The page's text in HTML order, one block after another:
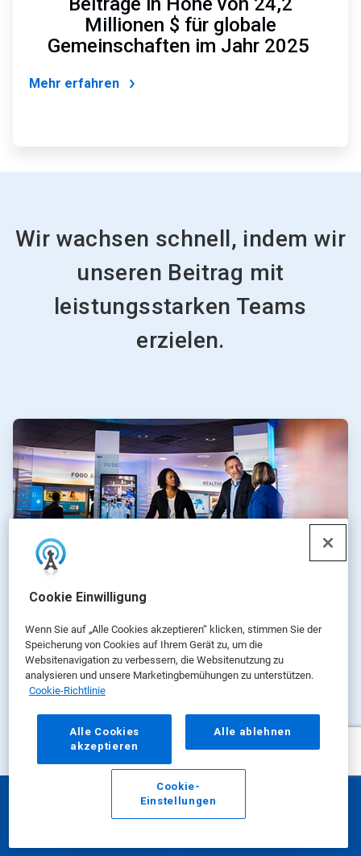
Cookie Einwilligung
Wenn Sie auf „Alle Cookies akzeptieren“ klicken, stimmen Sie der
Speicherung von Cookies auf Ihrem Gerät zu, um die
Websitenavigation zu verbessern, die Websitenutzung zu
analysieren und unsere Marketingbemühungen zu unterstützen.
Cookie-Richtlinie
Alle Cookies
akzeptieren
Alle ablehnen
Cookie-
Einstellungen
Millionen $ für globale
Gemeinschaften im Jahr 2025
Mehr erfahren
Wir wachsen schnell, indem wir
unseren Beitrag mit
leistungsstarken Teams
erzielen.
ArticleTile
1
von
2
eROI
Unser eROI-Wertansatz misst die Auswirkungen,
die wir für unsere Kunden erzielen, und hilft ihnen,
ihre Geschäfts- und Nachhaltigkeitsziele zu
Mehr über eROI erfahren
E-Mail Anrufen